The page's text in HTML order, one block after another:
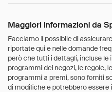
Maggiori informazioni da
Facciamo il possibile di
riportate qui e nelle domande
però che tutti i dettagli, incluse
programmi dei negozi, le regole,
programmi a premi, sono forniti
di modifiche e potrebbero